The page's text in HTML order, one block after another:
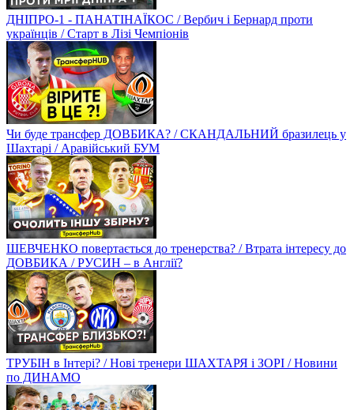
ДНІПРО-1 - ПАНАТІНАЇКОС / Вербич і Бернард проти
українців / Старт в Лізі Чемпіонів
Чи буде трансфер ДОВБИКА? / СКАНДАЛЬНИЙ бразилець у
Шахтарі / Аравійський БУМ
ШЕВЧЕНКО повертається до тренерства? / Втрата інтересу до
ДОВБИКА / РУСИН – в Англії?
ТРУБІН в Інтері? / Нові тренери ШАХТАРЯ і ЗОРІ / Новини
по ДИНАМО